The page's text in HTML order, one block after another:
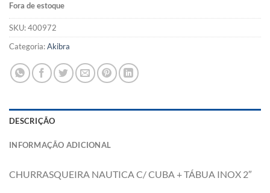
Fora de estoque
SKU:400972
Categoria:Akibra
DESCRIÇÃO
INFORMAÇÃO ADICIONAL
CHURRASQUEIRA NAUTICA C/ CUBA + TÁBUA INOX 2″